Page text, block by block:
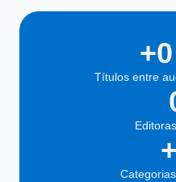
Títulos entre
+0
+